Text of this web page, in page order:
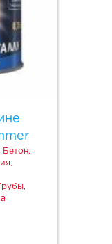
Бетон,